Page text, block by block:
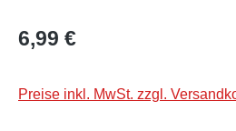
Regulärer Preis:
6,99 €
Preise inkl. MwSt. zzgl.